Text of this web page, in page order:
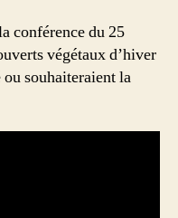
du
25/10
les
conférence du 25
végétaux d’hiver
souhaiteraient la